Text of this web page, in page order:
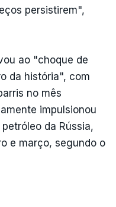
persistirem",
ao "choque de
da história", com
no mês
impulsionou
da Rússia,
e março, segundo o